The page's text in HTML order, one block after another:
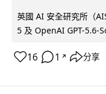
英國 AI 安全研究所（
5 及 OpenAI GPT-5.6-
16 1 ↗ 分享